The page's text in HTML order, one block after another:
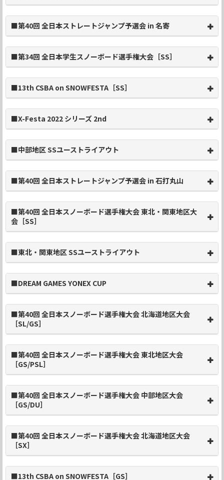
■第40回 全日本ストレートジャンプ予選会 in 名寄
■第34回 全日本学生スノーボード選手権大会［SS］
■13th CSBA on SNOWFESTA［SS］
■X-Festa 2022 シリーズ 2nd
■中部地区 SSユーストライアウト
■第40回 全日本ストレートジャンプ予選会 in 石打丸山
■第40回 全日本スノーボード選手権大会 東北・関東地区大
会［SS］
■東北・関東地区 SSユーストライアウト
■DREAM GAMES YONEX CUP
■第40回 全日本スノーボード選手権大会 北海道地区大会
［SL/GS］
■第40回 全日本スノーボード選手権大会 東北地区大会
［GS/PSL］
■第40回 全日本スノーボード選手権大会 中部地区大会
［GS/DU］
■第40回 全日本スノーボード選手権大会 北海道地区大会
［SX］
■13th CSBA on SNOWFESTA［GS］